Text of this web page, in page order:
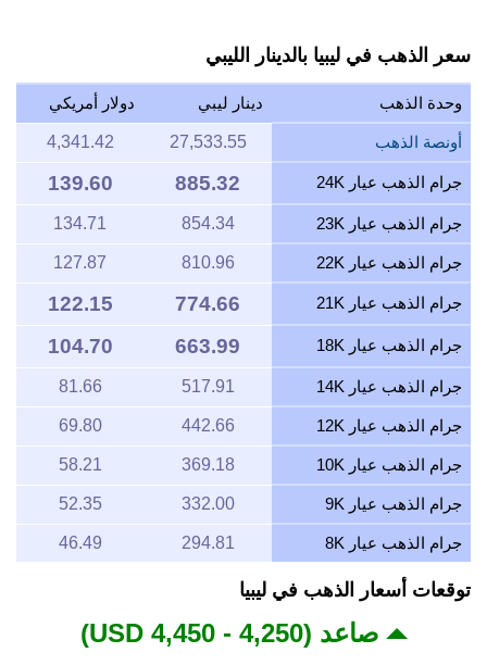
سعر الذهب في ليبيا بالدينار الليبي
وحدة الذهب دينار ليبي دولار أمريكي
أونصة الذهب 27,533.55
4,341.42
جرام الذهب عيار 24K 885.32
139.60
جرام الذهب عيار 23K 854.34
134.71
جرام الذهب عيار 22K 810.96
127.87
جرام الذهب عيار 21K 774.66
122.15
جرام الذهب عيار 18K 663.99
104.70
جرام الذهب عيار 14K 517.91
81.66
جرام الذهب عيار 12K 442.66
69.80
جرام الذهب عيار 10K 369.18
58.21
جرام الذهب عيار 9K 332.00
52.35
جرام الذهب عيار 8K 294.81
46.49
توقعات أسعار الذهب في ليبيا
صاعد (4,250 - 4,450 USD)